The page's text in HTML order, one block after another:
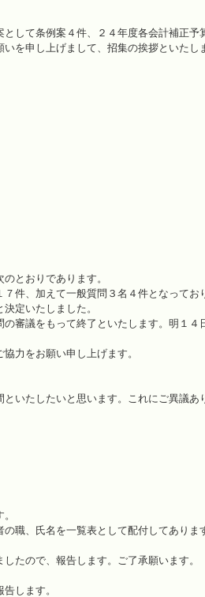
て条例案４件、２４年度各会計補正予
を申し上げまして、招集の挨拶といたし
とおりであります。
件、加えて一般質問３名４件となってお
定いたしました。
審議をもって終了といたします。明１４
力をお願い申し上げます。
いたしたいと思います。これにご異議あ
職、氏名を一覧表として配付してありま
たので、報告します。ご了承願います。
します。